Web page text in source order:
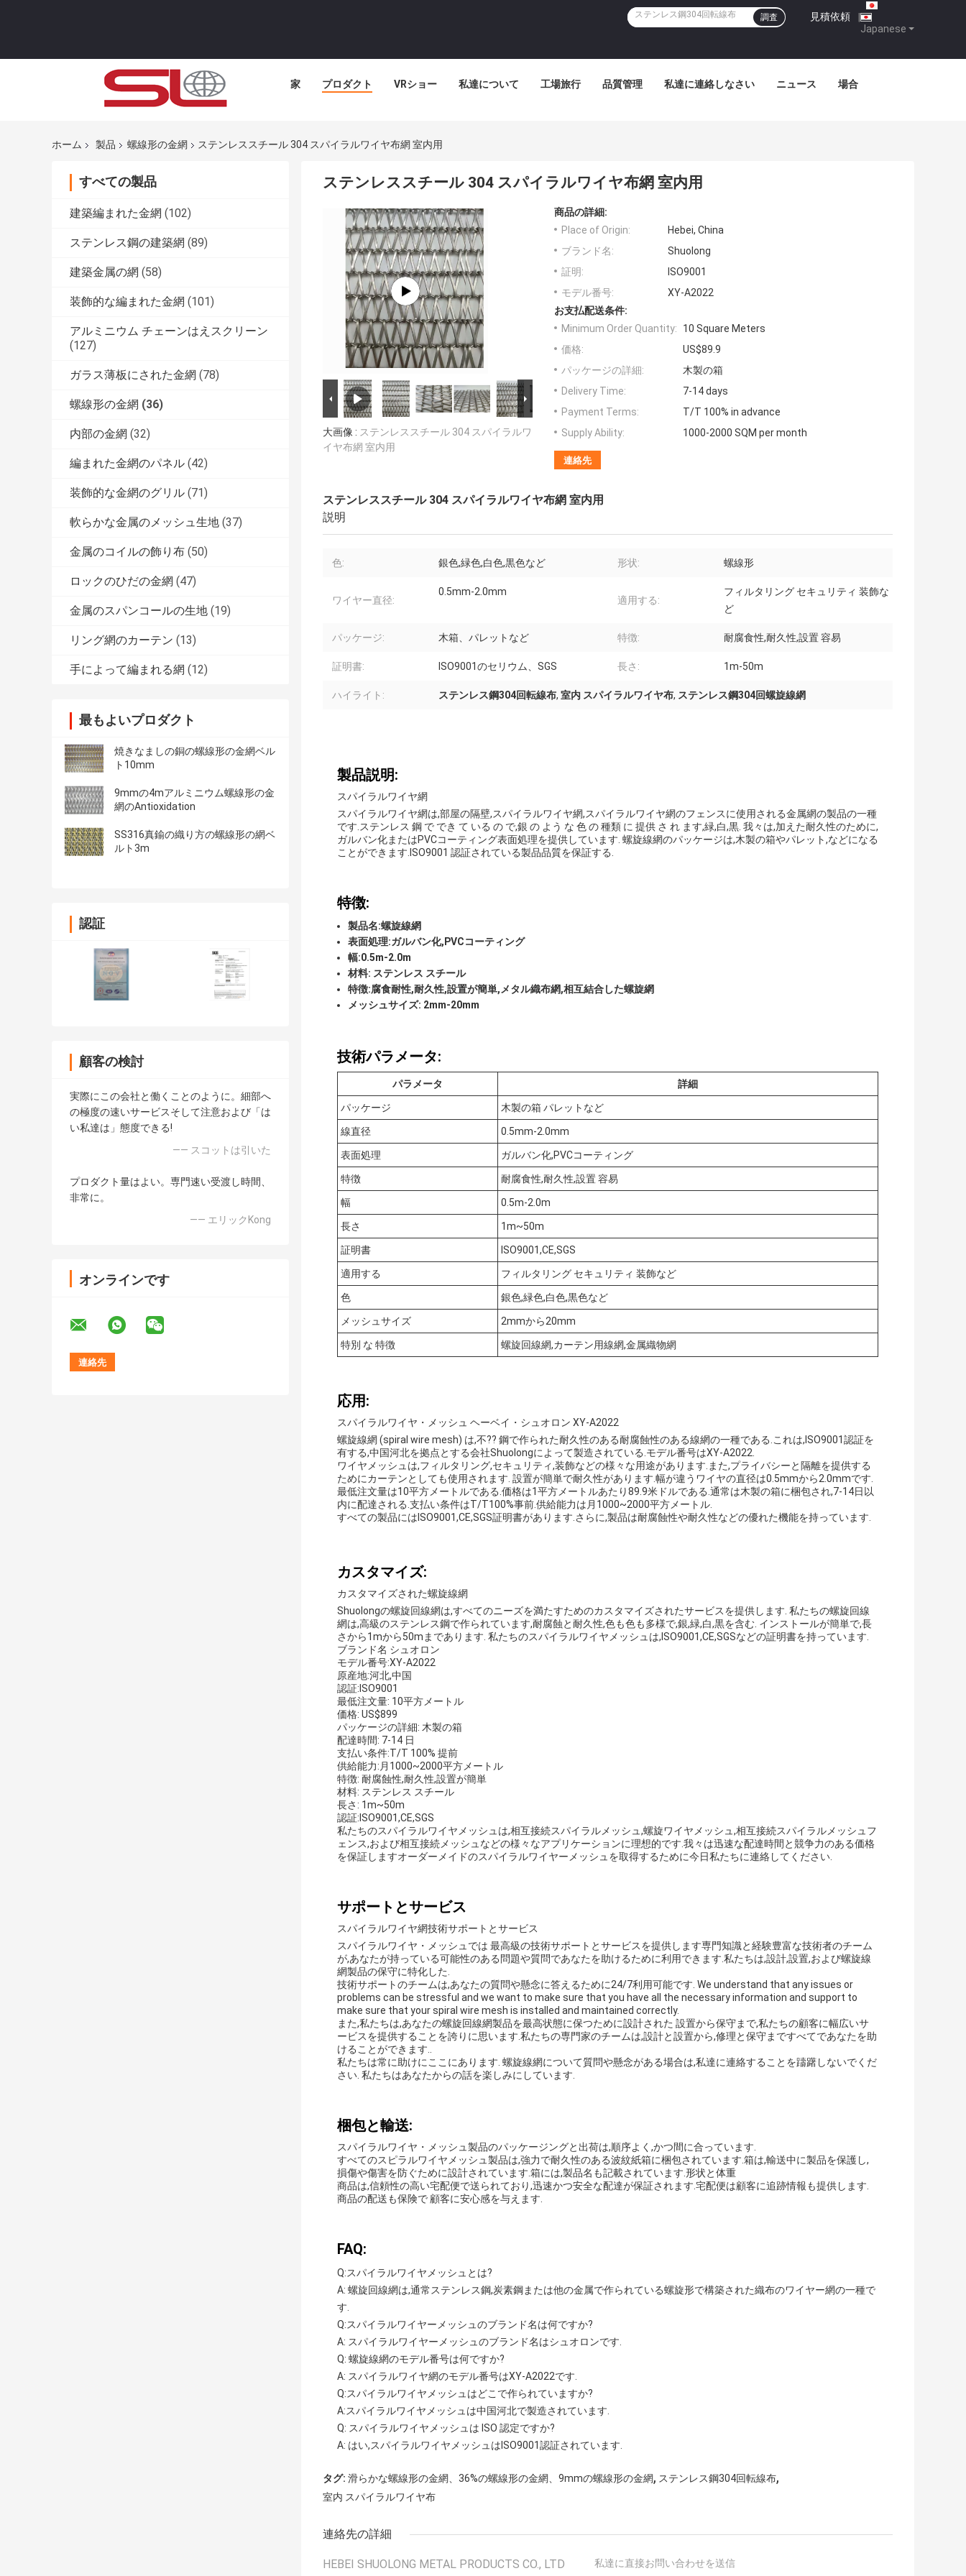
Japanese
見積依頼 |
調査
家 プロダクト VRショー 私達について 工場旅行 品質管理 私達に連絡しなさい ニュース 場合
ホーム 製品 螺線形の金網 ステンレススチール 304 スパイラルワイヤ布網 室内用
すべての製品
建築編まれた金網 (102)
ステンレス鋼の建築網 (89)
建築金属の網 (58)
装飾的な編まれた金網 (101)
アルミニウム チェーンはえスクリーン
(127)
ガラス薄板にされた金網 (78)
螺線形の金網 (36)
内部の金網 (32)
編まれた金網のパネル (42)
装飾的な金網のグリル (71)
軟らかな金属のメッシュ生地 (37)
金属のコイルの飾り布 (50)
ロックのひだの金網 (47)
金属のスパンコールの生地 (19)
リング網のカーテン (13)
手によって編まれる網 (12)
最もよいプロダクト
焼きなましの銅の螺線形の金網ベル
ト10mm
9mmの4mアルミニウム螺線形の金
網のAntioxidation
SS316真鍮の織り方の螺線形の網ベ
ルト3m
認証
顧客の検討
実際にこの会社と働くことのように。細部へ
の極度の速いサービスそして注意および「は
い私達は」態度できる!
—— スコットは引いた
プロダクト量はよい。専門速い受渡し時間、
非常に。
—— エリックKong
オンラインです
ステンレススチール 304 スパイラルワイヤ布網 室内用
大画像 : ステンレススチール 304 スパイラルワ
イヤ布網 室内用
商品の詳細:
Place of Origin:
Hebei, China
ブランド名:
Shuolong
証明:
ISO9001
モデル番号:
XY-A2022
お支払配送条件:
Minimum Order Quantity:
10 Square Meters
価格:
US$89.9
パッケージの詳細:
木製の箱
Delivery Time:
7-14 days
Payment Terms:
T/T 100% in advance
Supply Ability:
1000-2000 SQM per month
連絡先
ステンレススチール 304 スパイラルワイヤ布網 室内用
説明
色: 銀色,緑色,白色,黒色など 形状: 螺線形
ワイヤー直径:
0.5mm-2.0mm
適用する:
フィルタリング セキュリティ 装飾な
ど
パッケージ: 木箱、パレットなど 特徴: 耐腐食性,耐久性,設置 容易
証明書: ISO9001のセリウム、SGS 長さ: 1m-50m
ハイライト: ステンレス鋼304回転線布, 室内 スパイラルワイヤ布, ステンレス鋼304回螺旋線網
製品説明:
スパイラルワイヤ網
スパイラルワイヤ網は,部屋の隔壁,スパイラルワイヤ網,スパイラルワイヤ網のフェンスに使用される金属網の製品の一種
です.ステンレス 鋼 で でき て いる の で,銀 の よう な 色 の 種類 に 提供 さ れ ます,緑,白,黒. 我々は,加えた耐久性のために,
ガルバン化またはPVCコーティング表面処理を提供しています. 螺旋線網のパッケージは,木製の箱やパレット,などになる
ことができます.ISO9001 認証されている製品品質を保証する.
特徴:
製品名:螺旋線網
表面処理:ガルバン化,PVCコーティング
幅:0.5m-2.0m
材料: ステンレス スチール
特徴:腐食耐性,耐久性,設置が簡単,メタル織布網,相互結合した螺旋網
メッシュサイズ: 2mm-20mm
技術パラメータ:
パラメータ 詳細
パッケージ 木製の箱 パレットなど
線直径 0.5mm-2.0mm
表面処理 ガルバン化,PVCコーティング
特徴 耐腐食性,耐久性,設置 容易
幅 0.5m-2.0m
長さ 1m~50m
証明書 ISO9001,CE,SGS
適用する フィルタリング セキュリティ 装飾など
色 銀色,緑色,白色,黒色など
メッシュサイズ 2mmから20mm
特別 な 特徴 螺旋回線網,カーテン用線網,金属織物網
応用:
スパイラルワイヤ・メッシュ ヘーベイ・シュオロン XY-A2022
螺旋線網 (spiral wire mesh) は,不?? 鋼で作られた耐久性のある耐腐蝕性のある線網の一種である.これは,ISO9001認証を
有する,中国河北を拠点とする会社Shuolongによって製造されている.モデル番号はXY-A2022.
ワイヤメッシュは,フィルタリング,セキュリティ,装飾などの様々な用途があります.また,プライバシーと隔離を提供する
ためにカーテンとしても使用されます. 設置が簡単で耐久性があります.幅が違うワイヤの直径は0.5mmから2.0mmです.
最低注文量は10平方メートルである.価格は1平方メートルあたり89.9米ドルである.通常は木製の箱に梱包され,7-14日以
内に配達される.支払い条件はT/T100%事前.供給能力は月1000~2000平方メートル.
すべての製品にはISO9001,CE,SGS証明書があります.さらに,製品は耐腐蝕性や耐久性などの優れた機能を持っています.
カスタマイズ:
カスタマイズされた螺旋線網
Shuolongの螺旋回線網は,すべてのニーズを満たすためのカスタマイズされたサービスを提供します. 私たちの螺旋回線
網は,高級のステンレス鋼で作られています,耐腐蝕と耐久性,色も色も多様で,銀,緑,白,黒を含む. インストールが簡単で,長
さから1mから50mまであります. 私たちのスパイラルワイヤメッシュは,ISO9001,CE,SGSなどの証明書を持っています.
ブランド名 シュオロン
モデル番号:XY-A2022
原産地:河北,中国
認証:ISO9001
最低注文量: 10平方メートル
価格: US$899
パッケージの詳細: 木製の箱
配達時間: 7-14 日
支払い条件:T/T 100% 提前
供給能力:月1000~2000平方メートル
特徴: 耐腐蝕性,耐久性,設置が簡単
材料: ステンレス スチール
長さ: 1m~50m
認証:ISO9001,CE,SGS
私たちのスパイラルワイヤメッシュは,相互接続スパイラルメッシュ,螺旋ワイヤメッシュ,相互接続スパイラルメッシュフ
ェンス,および相互接続メッシュなどの様々なアプリケーションに理想的です.我々は迅速な配達時間と競争力のある価格
を保証しますオーダーメイドのスパイラルワイヤーメッシュを取得するために今日私たちに連絡してください.
サポートとサービス
スパイラルワイヤ網技術サポートとサービス
スパイラルワイヤ・メッシュでは 最高級の技術サポートとサービスを提供します専門知識と経験豊富な技術者のチーム
が,あなたが持っている可能性のある問題や質問であなたを助けるために利用できます.私たちは,設計,設置,および螺旋線
網製品の保守に特化した.
技術サポートのチームは,あなたの質問や懸念に答えるために24/7利用可能です. We understand that any issues or
problems can be stressful and we want to make sure that you have all the necessary information and support to
make sure that your spiral wire mesh is installed and maintained correctly.
また,私たちは,あなたの螺旋回線網製品を最高状態に保つために設計された 設置から保守まで,私たちの顧客に幅広いサ
ービスを提供することを誇りに思います.私たちの専門家のチームは,設計と設置から,修理と保守まですべてであなたを助
けることができます..
私たちは常に助けにここにあります. 螺旋線網について質問や懸念がある場合は,私達に連絡することを躊躇しないでくだ
さい. 私たちはあなたからの話を楽しみにしています.
梱包と輸送:
スパイラルワイヤ・メッシュ製品のパッケージングと出荷は,順序よく,かつ間に合っています.
すべてのスピラルワイヤメッシュ製品は,強力で耐久性のある波紋紙箱に梱包されています.箱は,輸送中に製品を保護し,
損傷や傷害を防ぐために設計されています.箱には,製品名も記載されています.形状と体重
商品は,信頼性の高い宅配便で送られており,迅速かつ安全な配達が保証されます.宅配便は顧客に追跡情報も提供します.
商品の配送も保険で 顧客に安心感を与えます.
FAQ:
Q:スパイラルワイヤメッシュとは?
A: 螺旋回線網は,通常ステンレス鋼,炭素鋼または他の金属で作られている螺旋形で構築された織布のワイヤー網の一種で
す.
Q:スパイラルワイヤーメッシュのブランド名は何ですか?
A: スパイラルワイヤーメッシュのブランド名はシュオロンです.
Q: 螺旋線網のモデル番号は何ですか?
A: スパイラルワイヤ網のモデル番号はXY-A2022です.
Q:スパイラルワイヤメッシュはどこで作られていますか?
A:スパイラルワイヤメッシュは中国河北で製造されています.
Q: スパイラルワイヤメッシュは ISO 認定ですか?
A: はい,スパイラルワイヤメッシュはISO9001認証されています.
タグ: 滑らかな螺線形の金網、36%の螺線形の金網、9mmの螺線形の金網, ステンレス鋼304回転線布,
室内 スパイラルワイヤ布
連絡先の詳細
HEBEI SHUOLONG METAL PRODUCTS CO., LTD 私達に直接お問い合わせを送信